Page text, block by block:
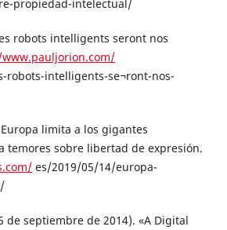
propiedad-intelectual/
robots intelligents seront nos
robots-intelligents-se¬ront-nos-
limita a los gigantes
temores sobre libertad de expresión.
es/2019/05/14/europa-
de septiembre de 2014). «A Digital